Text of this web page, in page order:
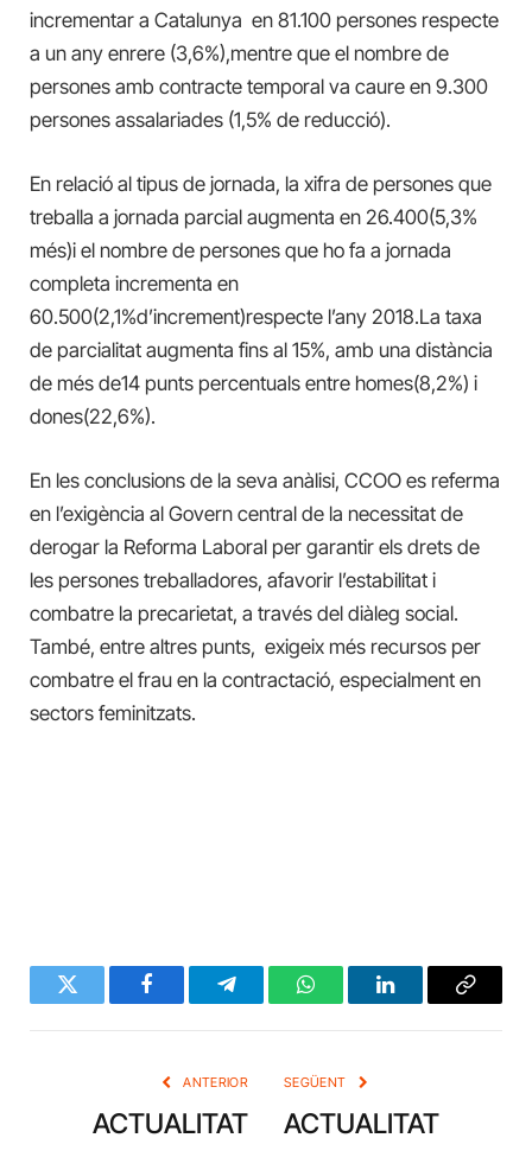
incrementar a Catalunya en 81.100 persones respecte
a un any enrere (3,6%),mentre que el nombre de
persones amb contracte temporal va caure en 9.300
persones assalariades (1,5% de reducció).
En relació al tipus de jornada, la xifra de persones que
treballa a jornada parcial augmenta en 26.400(5,3%
més)i el nombre de persones que ho fa a jornada
completa incrementa en
60.500(2,1%d’increment)respecte l’any 2018.La taxa
de parcialitat augmenta fins al 15%, amb una distància
de més de14 punts percentuals entre homes(8,2%) i
dones(22,6%).
En les conclusions de la seva anàlisi, CCOO es referma
en l’exigència al Govern central de la necessitat de
derogar la Reforma Laboral per garantir els drets de
les persones treballadores, afavorir l’estabilitat i
combatre la precarietat, a través del diàleg social.
També, entre altres punts, exigeix més recursos per
combatre el frau en la contractació, especialment en
sectors feminitzats.
Twitter FacebookTelegramWhatsAppLinkedInCopy
ANTERIOR
ACTUALITAT
SEGÜENT
ACTUALITAT